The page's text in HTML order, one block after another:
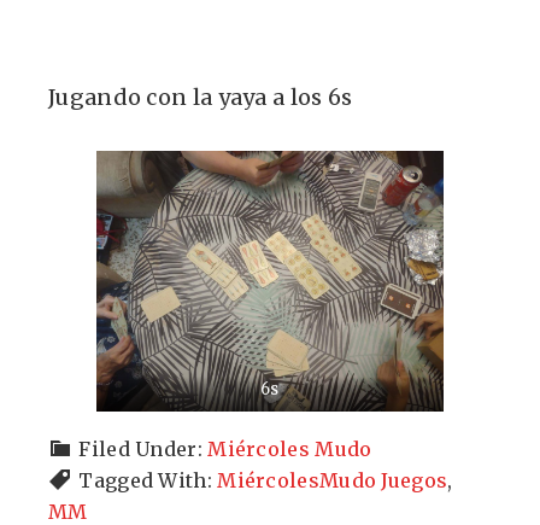
Jugando con la yaya a los 6s
6s
Filed Under: Miércoles Mudo
Tagged With: MiércolesMudo Juegos,
MM